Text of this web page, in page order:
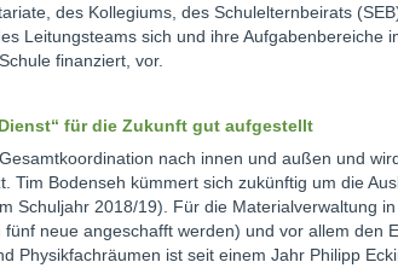
des Kollegiums, des Schulelternbeirats
Leitungsteams sich und ihre Aufgabenbereiche
finanziert, vor.
für die Zukunft gut aufgestellt
nach innen und außen und
Tim Bodenseh kümmert sich zukünftig um die
Schuljahr 2018/19). Für die Materialverwaltung in
neue angeschafft werden) und vor allem den
Physikfachräumen ist seit einem Jahr Philipp